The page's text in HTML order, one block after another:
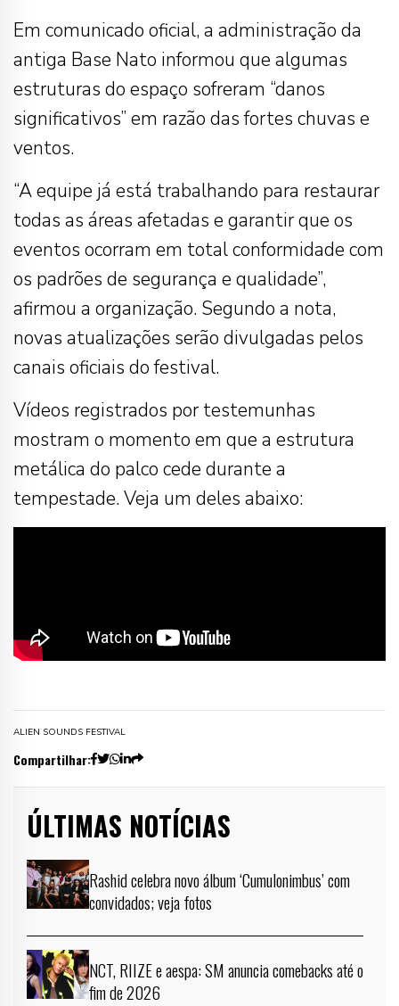
Em comunicado oficial, a administração da
antiga Base Nato informou que algumas
estruturas do espaço sofreram “danos
significativos” em razão das fortes chuvas e
ventos.
“A equipe já está trabalhando para restaurar
todas as áreas afetadas e garantir que os
eventos ocorram em total conformidade com
os padrões de segurança e qualidade”,
afirmou a organização. Segundo a nota,
novas atualizações serão divulgadas pelos
canais oficiais do festival.
Vídeos registrados por testemunhas
mostram o momento em que a estrutura
metálica do palco cede durante a
tempestade. Veja um deles abaixo:
ALIEN SOUNDS FESTIVAL
Compartilhar:
ÚLTIMAS NOTÍCIAS
Rashid celebra novo álbum ‘Cumulonimbus’ com
convidados; veja fotos
NCT, RIIZE e aespa: SM anuncia comebacks até o
fim de 2026